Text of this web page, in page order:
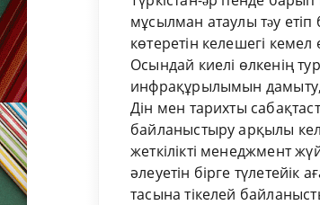
мұсылман атаулы тəу
көтеретін келешегі кемел
Осындай киелі өлкенің
инфрақұрылымын
Дін мен тарихты
байланыстыру арқылы
жеткілікті менеджмент
әлеуетін бірге түлетейік
тасына тікелей